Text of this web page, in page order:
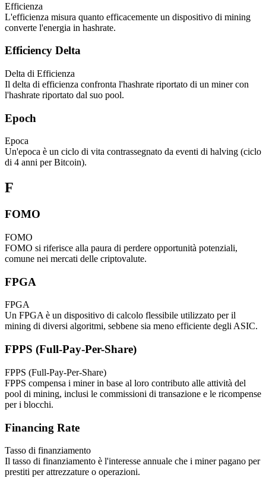
Efficienza
L'efficienza misura quanto efficacemente un dispositivo di mining
converte l'energia in hashrate.
Efficiency Delta
Delta di Efficienza
Il delta di efficienza confronta l'hashrate riportato di un miner con
l'hashrate riportato dal suo pool.
Epoch
Epoca
Un'epoca è un ciclo di vita contrassegnato da eventi di halving (ciclo
di 4 anni per Bitcoin).
F
FOMO
FOMO
FOMO si riferisce alla paura di perdere opportunità potenziali,
comune nei mercati delle criptovalute.
FPGA
FPGA
Un FPGA è un dispositivo di calcolo flessibile utilizzato per il
mining di diversi algoritmi, sebbene sia meno efficiente degli ASIC.
FPPS (Full-Pay-Per-Share)
FPPS (Full-Pay-Per-Share)
FPPS compensa i miner in base al loro contributo alle attività del
pool di mining, inclusi le commissioni di transazione e le ricompense
per i blocchi.
Financing Rate
Tasso di finanziamento
Il tasso di finanziamento è l'interesse annuale che i miner pagano per
prestiti per attrezzature o operazioni.